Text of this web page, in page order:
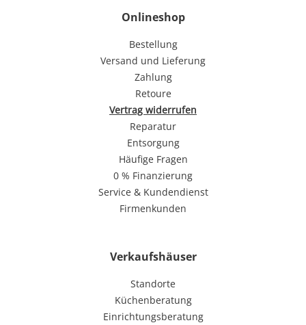
Onlineshop
Bestellung
Versand und Lieferung
Zahlung
Retoure
Vertrag widerrufen
Reparatur
Entsorgung
Häufige Fragen
0 % Finanzierung
Service & Kundendienst
Firmenkunden
Verkaufshäuser
Standorte
Küchenberatung
Einrichtungsberatung